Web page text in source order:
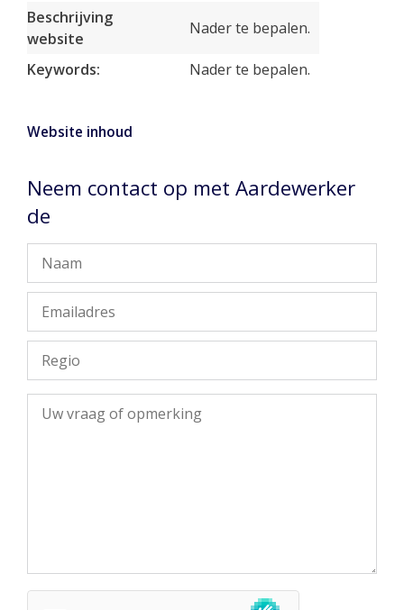
Beschrijving
website
Nader te bepalen.
Keywords: Nader te bepalen.
Website inhoud
Neem contact op met Aardewerker
de